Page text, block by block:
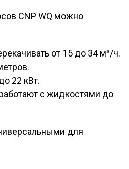
CNP WQ можно
от 15 до 34 м³/ч.
22 кВт.
с жидкостями до
для